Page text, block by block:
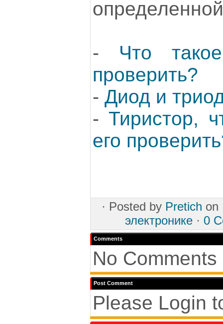
- Что
проверить?
- Диод и
-Тиристор,
его
· Posted by Pretich on
электронике· 0
Comments
No
Post Comment
Please Login